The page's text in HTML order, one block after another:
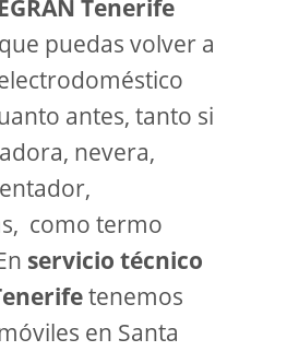
Tenerife
puedas volver a
antes, tanto si
nevera,
como termo
servicio técnico
tenemos
en Santa